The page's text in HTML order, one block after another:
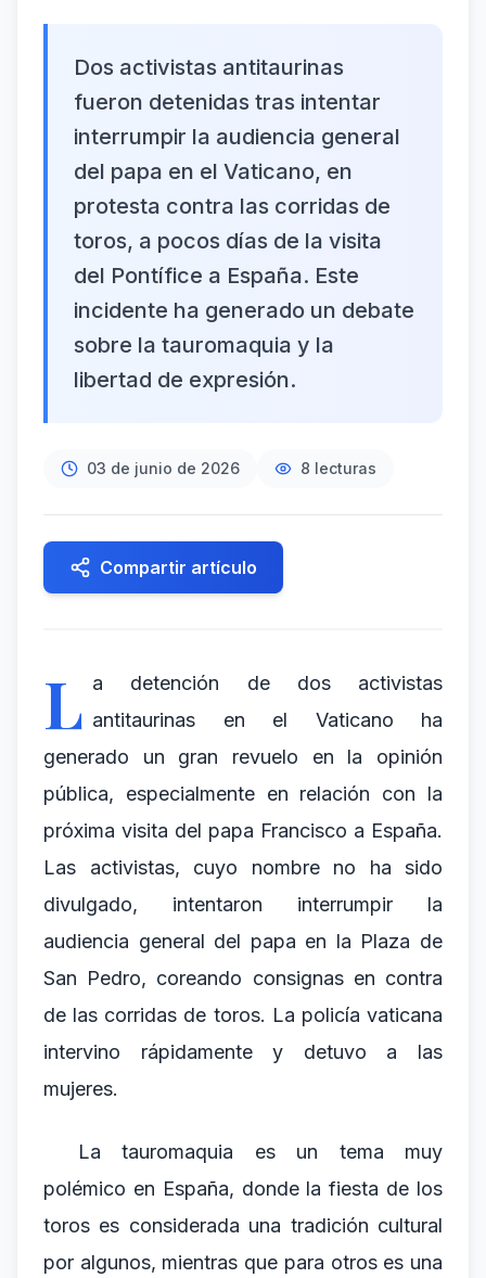
Dos activistas antitaurinas
fueron detenidas tras intentar
interrumpir la audiencia general
del papa en el Vaticano, en
protesta contra las corridas de
toros, a pocos días de la visita
del Pontífice a España. Este
incidente ha generado un debate
sobre la tauromaquia y la
libertad de expresión.
03 de junio de 2026 8 lecturas
Compartir artículo
L a detención de dos activistas
antitaurinas en el Vaticano ha
generado un gran revuelo en la opinión
pública, especialmente en relación con la
próxima visita del papa Francisco a España.
Las activistas, cuyo nombre no ha sido
divulgado, intentaron interrumpir la
audiencia general del papa en la Plaza de
San Pedro, coreando consignas en contra
de las corridas de toros. La policía vaticana
intervino rápidamente y detuvo a las
mujeres.
La tauromaquia es un tema muy
polémico en España, donde la fiesta de los
toros es considerada una tradición cultural
por algunos, mientras que para otros es una